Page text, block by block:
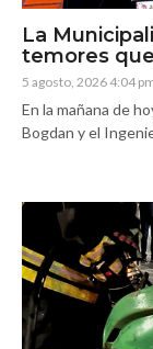
La
temores
5 agosto, 2026 4:04
En la mañana de
Bogdan y el